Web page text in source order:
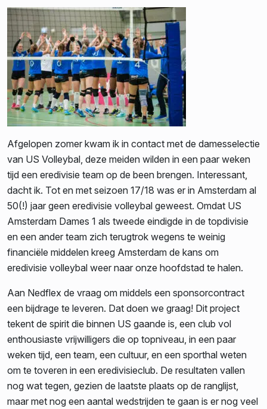
Afgelopen zomer kwam ik in contact met de damesselectie
van US Volleybal, deze meiden wilden in een paar weken
tijd een eredivisie team op de been brengen. Interessant,
dacht ik. Tot en met seizoen 17/18 was er in Amsterdam al
50(!) jaar geen eredivisie volleybal geweest. Omdat US
Amsterdam Dames 1 als tweede eindigde in de topdivisie
en een ander team zich terugtrok wegens te weinig
financiële middelen kreeg Amsterdam de kans om
eredivisie volleybal weer naar onze hoofdstad te halen.
Aan Nedflex de vraag om middels een sponsorcontract
een bijdrage te leveren. Dat doen we graag! Dit project
tekent de spirit die binnen US gaande is, een club vol
enthousiaste vrijwilligers die op topniveau, in een paar
weken tijd, een team, een cultuur, en een sporthal weten
om te toveren in een eredivisieclub. De resultaten vallen
nog wat tegen, gezien de laatste plaats op de ranglijst,
maar met nog een aantal wedstrijden te gaan is er nog veel